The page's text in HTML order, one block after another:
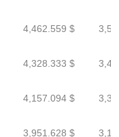
4,462.559 $
4,328.333 $
4,157.094 $
3,951.628 $